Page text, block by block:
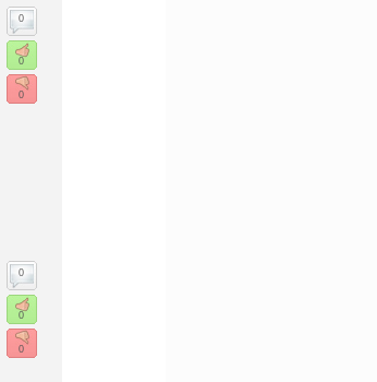
0
0
0
0
0
0